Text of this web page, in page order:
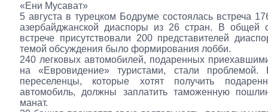
«Ени Мусават»
5 августа в турецком Бодруме состоялась встреча
азербайджанской диаспоры из 26 стран. В общей
встрече присутствовали 200 представителей
темой обсуждения было формирования лобби.
240 легковых автомобилей, подаренных
на «Евровидение» туристами, стали проблемой.
переселенцы, которые хотят получить
автомобиль, должны заплатить таможенную
манат.